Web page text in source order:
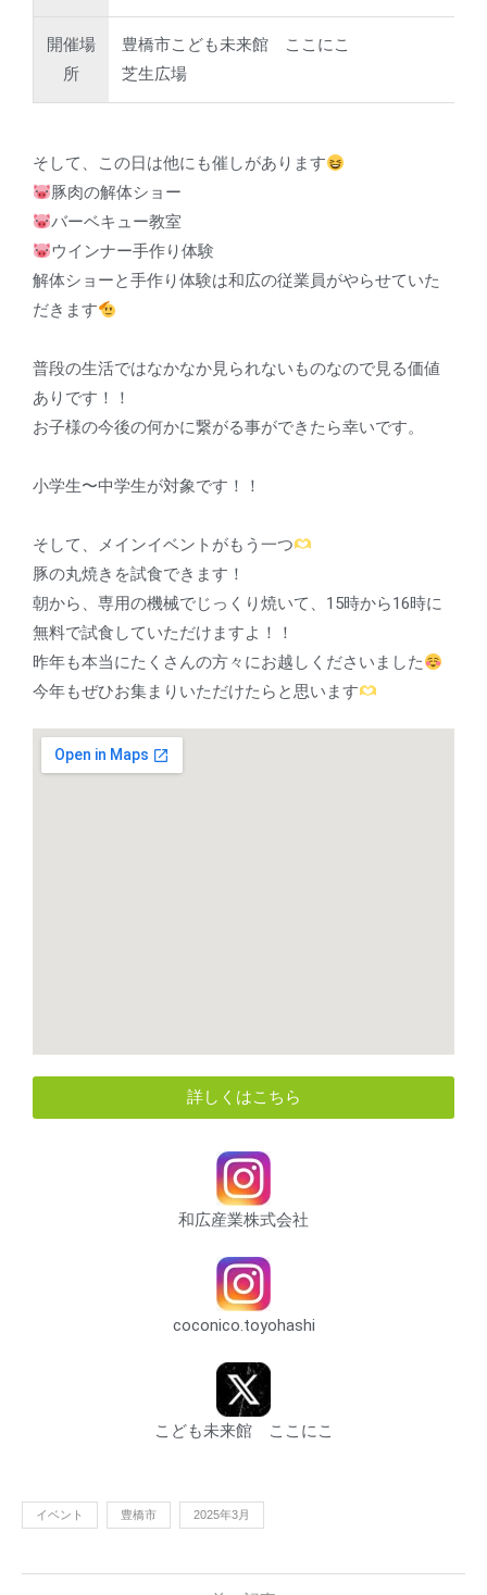
開催場
所
豊橋市こども未来館 ここにこ
芝生広場
そして、この日は他にも催しがあります
豚肉の解体ショー
バーベキュー教室
ウインナー手作り体験
解体ショーと手作り体験は和広の従業員がやらせていた
だきます
普段の生活ではなかなか見られないものなので見る価値
ありです！！
お子様の今後の何かに繋がる事ができたら幸いです。
小学生〜中学生が対象です！！
そして、メインイベントがもう一つ
豚の丸焼きを試食できます！
朝から、専用の機械でじっくり焼いて、15時から16時に
無料で試食していただけますよ！！
昨年も本当にたくさんの方々にお越しくださいました
今年もぜひお集まりいただけたらと思います
詳しくはこちら
和広産業株式会社
coconico.toyohashi
こども未来館 ここにこ
イベント 豊橋市 2025年3月